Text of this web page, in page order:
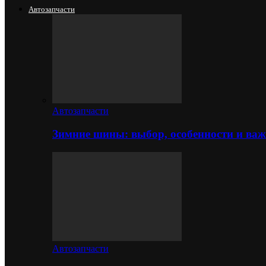
Автозапчасти
Автозапчасти
Зимние шины: выбор, особенности и
Автозапчасти